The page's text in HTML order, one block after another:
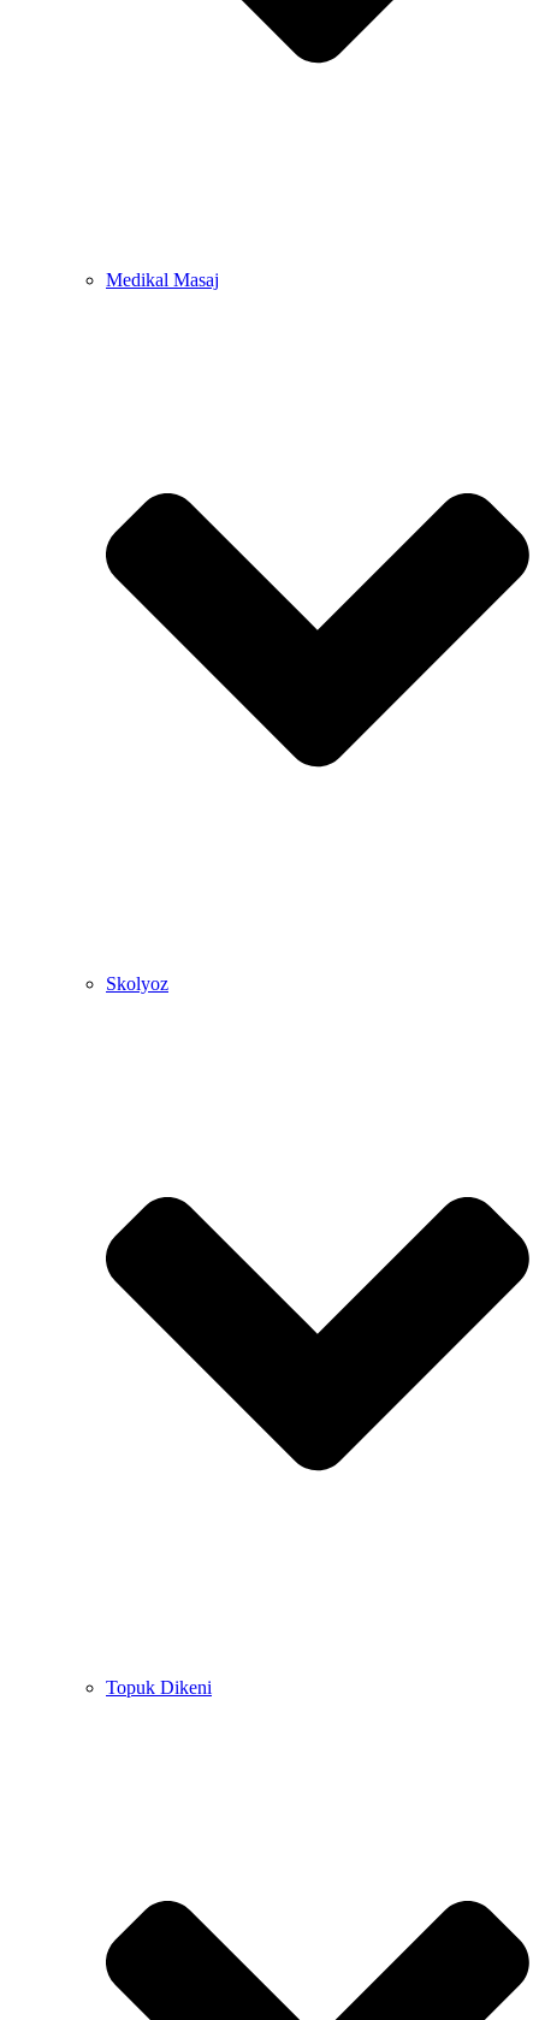
Medikal Masaj
Skolyoz
Topuk Dikeni